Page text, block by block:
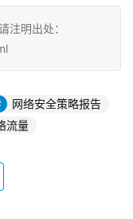
注明出处：
网络安全策略报告
流量